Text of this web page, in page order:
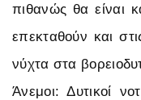
πιθανώς θα είναι
επεκταθούν και
νύχτα στα
Άνεμοι: Δυτικοί